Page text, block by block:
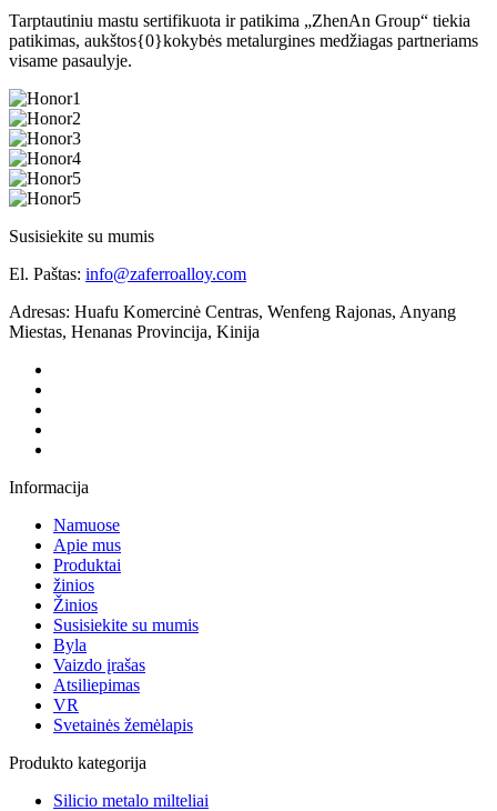
Tarptautiniu mastu sertifikuota ir patikima „ZhenAn Group“ tiekia
patikimas, aukštos{0}kokybės metalurgines medžiagas partneriams
visame pasaulyje.
Susisiekite su mumis
El. Paštas: info@zaferroalloy.com
Adresas: Huafu Komercinė Centras, Wenfeng Rajonas, Anyang
Miestas, Henanas Provincija, Kinija
Informacija
Namuose
Apie mus
Produktai
žinios
Žinios
Susisiekite su mumis
Byla
Vaizdo įrašas
Atsiliepimas
VR
Svetainės žemėlapis
Produkto kategorija
Silicio metalo milteliai